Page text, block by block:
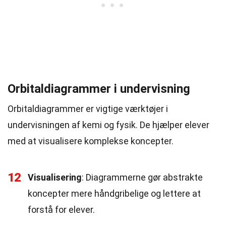
Orbitaldiagrammer i undervisning
Orbitaldiagrammer er vigtige værktøjer i
undervisningen af kemi og fysik. De hjælper elever
med at visualisere komplekse koncepter.
12 Visualisering: Diagrammerne gør abstrakte
koncepter mere håndgribelige og lettere at
forstå for elever.